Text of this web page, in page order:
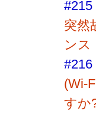
#215
突然
ンス
#216
(Wi-
すか